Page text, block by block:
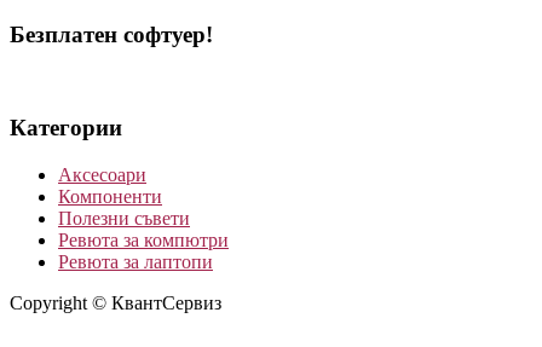
Безплатен софтуер!
Категории
Аксесоари
Компоненти
Полезни съвети
Ревюта за компютри
Ревюта за лаптопи
Copyright © КвантСервиз